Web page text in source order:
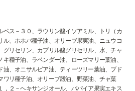
ベス－３０、ラウリン酸イソアミル、トリ（カ
ル、ホホバ種子油、オリーブ果実油、ニュウコ
グリセリン、カプリル酸グリセリル、水、チャ
種子油、ラベンダー油、ローズマリー葉油、
油、オニサルビア油、ティーツリー葉油、ブド
ワリ種子油、オリーブ殻油、野菜油、チャ葉
，２－ヘキサンジオール、パパイア果実エキス